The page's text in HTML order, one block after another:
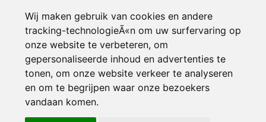
Wij maken gebruik van cookies en andere
tracking-technologieÃ«n om uw surfervaring op
onze website te verbeteren, om
gepersonaliseerde inhoud en advertenties te
tonen, om onze website verkeer te analyseren
en om te begrijpen waar onze bezoekers
vandaan komen.